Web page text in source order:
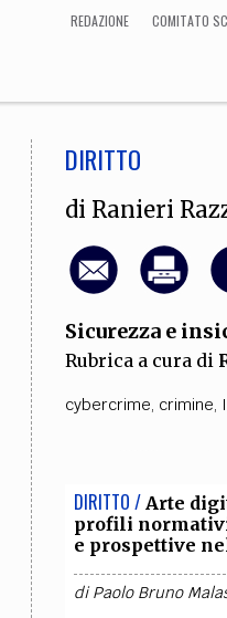
REDAZIONE COMITATO
ECONOMIA
CULTURA
Arte, Cinema, Musica,
Letteratura
COLLABORA CON NOI
DIRITTO
di Ranieri
Sicurezza e
Rubrica a cura di
cybercrime, crimine,
DIRITTO / Arte
profili
e prospettive
diPaolo Bruno